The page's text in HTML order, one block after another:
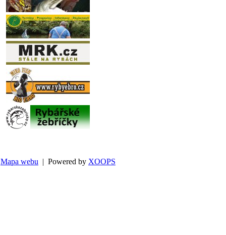
Mapa webu | Powered by XOOPS